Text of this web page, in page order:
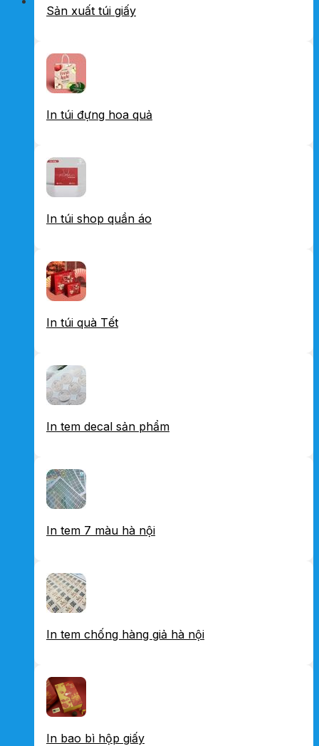
Sản xuất túi giấy
In túi đựng hoa quả
In túi shop quần áo
In túi quà Tết
In tem decal sản phẩm
In tem 7 màu hà nội
In tem chống hàng giả hà nội
In bao bì hộp giấy